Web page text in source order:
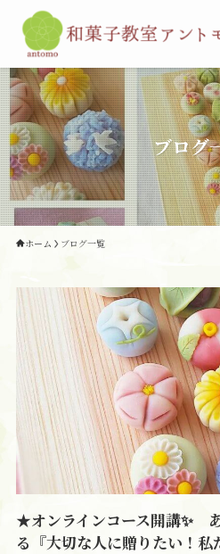
ブログ
ホーム ブログ一覧
★オンラインコース開講✨
る『大切な人に贈りたい！私